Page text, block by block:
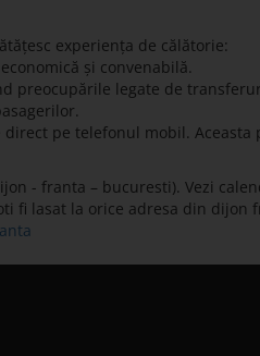
experiența de călătorie:
și convenabilă.
preocupările legate de
pe telefonul mobil. Aceasta
- franta – bucuresti). Vezi
fi lasat la orice adresa din dijon